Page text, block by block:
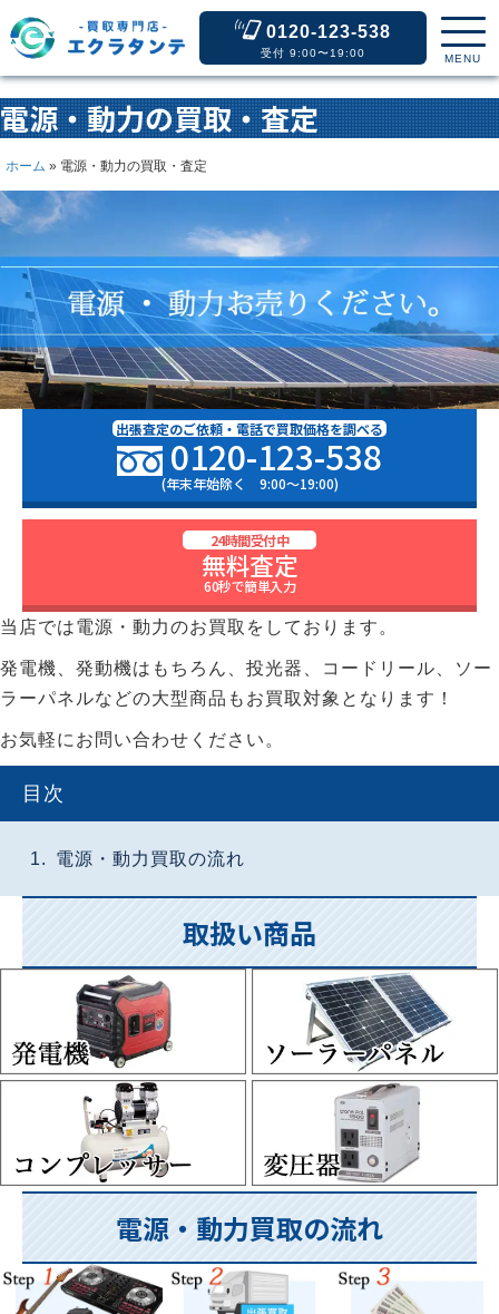
0120-123-538
受付 9:00〜19:00 MENU
電源・動力の買取・査定
ホーム » 電源・動力の買取・査定
出張査定のご依頼・電話で買取価格を調べる
0120-123-538
(年末年始除く 9:00〜19:00)
24時間受付中
無料査定
60秒で簡単入力
当店では電源・動力のお買取をしております。
発電機、発動機はもちろん、投光器、コードリール、ソー
ラーパネルなどの大型商品もお買取対象となります！
お気軽にお問い合わせください。
目次
電源・動力買取の流れ
取扱い商品
電源・動力買取の流れ